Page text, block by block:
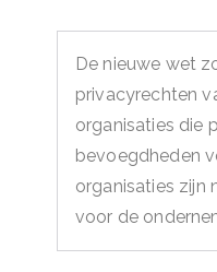
De nieuwe wet
privacyrechten
organisaties die
bevoegdheden
organisaties zijn
voor de